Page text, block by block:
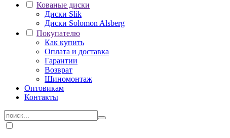
Кованые диски
Диски Slik
Диски Solomon Alsberg
Покупателю
Как купить
Оплата и доставка
Гарантии
Возврат
Шиномонтаж
Оптовикам
Контакты